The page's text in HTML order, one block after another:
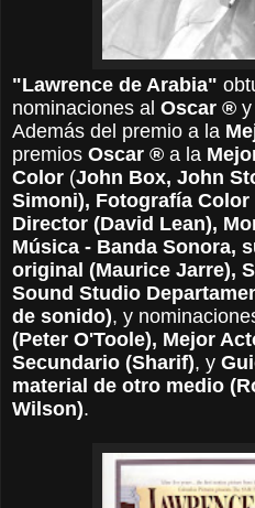
"Lawrence de Arabia"
nominaciones al Oscar ®
Además del premio a la
premios Oscar ® a la
Color (John Box, John
Simoni), Fotografía Color
Director (David Lean),
Música - Banda Sonora,
original (Maurice Jarre),
Sound Studio
de sonido), y
(Peter O'Toole), Mejor
Secundario (Sharif), y
material de otro medio
Wilson).